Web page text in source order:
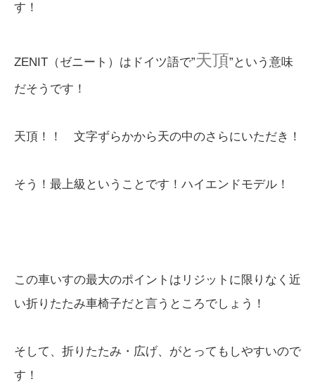
す！
ZENIT（ゼニート）はドイツ語で”天頂”という意味
だそうです！
天頂！！ 文字ずらかから天の中のさらにいただき！
そう！最上級ということです！ハイエンドモデル！
この車いすの最大のポイントはリジットに限りなく近
い折りたたみ車椅子だと言うところでしょう！
そして、折りたたみ・広げ、がとってもしやすいので
す！